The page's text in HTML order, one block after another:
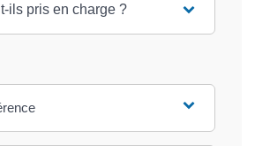
ils pris en charge ?